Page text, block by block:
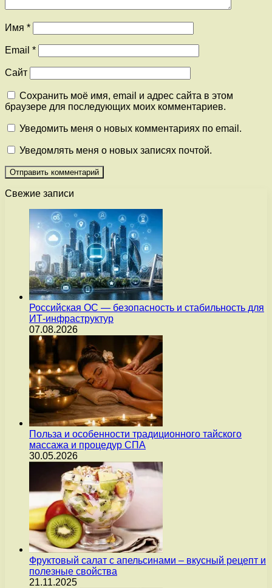
Имя *
Email *
Сайт
Сохранить моё имя, email и адрес сайта в этом
браузере для последующих моих комментариев.
Уведомить меня о новых комментариях по email.
Уведомлять меня о новых записях почтой.
Свежие записи
Российская ОС — безопасность и стабильность для
ИТ-инфраструктур
07.08.2026
Польза и особенности традиционного тайского
массажа и процедур СПА
30.05.2026
Фруктовый салат с апельсинами – вкусный рецепт и
полезные свойства
21.11.2025